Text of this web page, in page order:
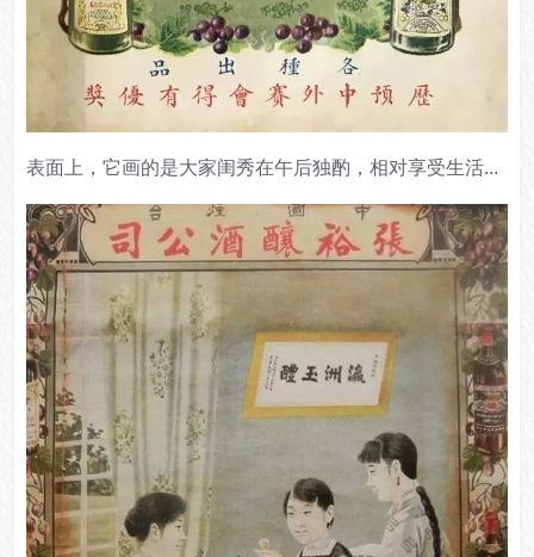
表面上，它画的是大家闺秀在午后独酌，相对享受生活...